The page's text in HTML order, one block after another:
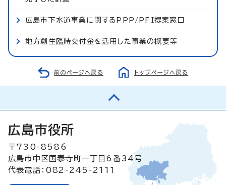
広島市下水道事業に関するPPP/PFI提案窓口
地方創生臨時交付金を活用した事業の概要等
前のページへ戻る トップページへ戻る
広島市役所
〒730-8586
広島市中区国泰寺町一丁目6番34号
代表電話：082-245-2111